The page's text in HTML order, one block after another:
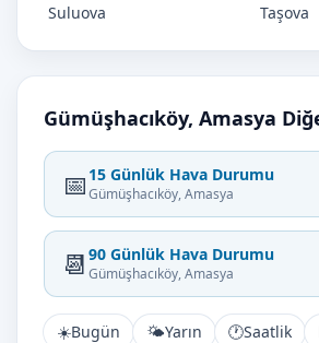
Suluova Taşova
Gümüşhacıköy, Amasya
📅 15 Günlük Hava Durumu
Gümüşhacıköy, Amasya
📆 90 Günlük Hava Durumu
Gümüşhacıköy, Amasya
☀️Bugün 🌤️Yarın 🕐Saatlik